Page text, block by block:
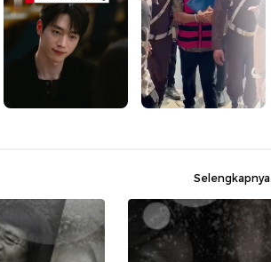
Selengkapnya